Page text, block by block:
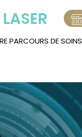
LASER
PARCOURS DE SOINS